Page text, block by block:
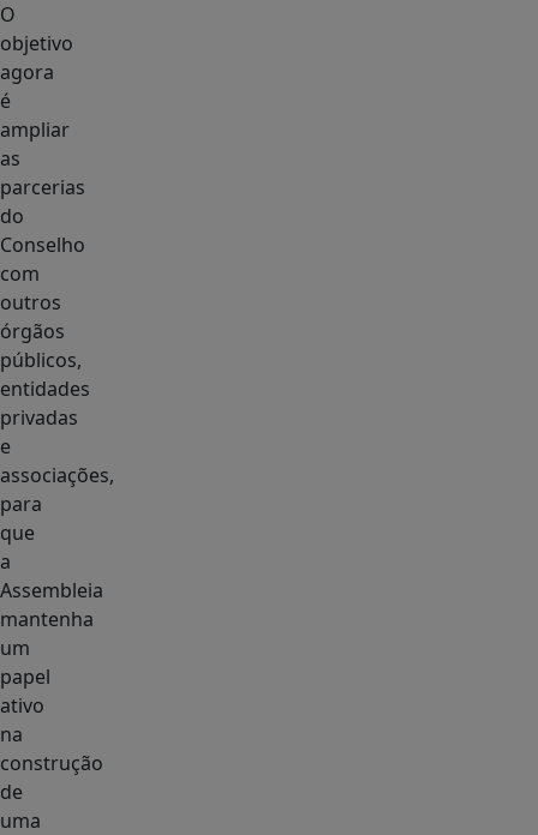
O
objetivo
agora
é
ampliar
as
parcerias
do
Conselho
com
outros
órgãos
públicos,
entidades
privadas
e
associações,
para
que
a
Assembleia
mantenha
um
papel
ativo
na
construção
de
uma